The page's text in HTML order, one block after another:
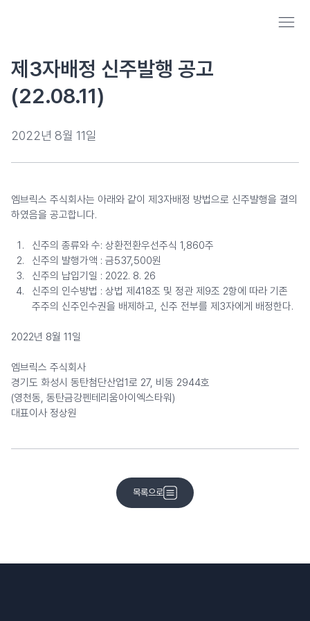
제3자배정 신주발행 공고
(22.08.11)
2022년 8월 11일
엠브릭스 주식회사는 아래와 같이 제3자배정 방법으로 신주발행을 결의
하였음을 공고합니다.
신주의 종류와 수: 상환전환우선주식 1,860주
신주의 발행가액 : 금537,500원
신주의 납입기일 : 2022. 8. 26
신주의 인수방법 : 상법 제418조 및 정관 제9조 2항에 따라 기존
주주의 신주인수권을 배제하고, 신주 전부를 제3자에게 배정한다.
2022년 8월 11일
엠브릭스 주식회사
경기도 화성시 동탄첨단산업1로 27, 비동 2944호
(영천동, 동탄금강펜테리움아이엑스타워)
대표이사 정상원
목록으로